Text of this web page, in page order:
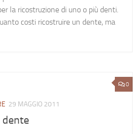
la ricostruzione di uno o più denti.
costi ricostruire un dente, ma
0
29 MAGGIO 2011
dente